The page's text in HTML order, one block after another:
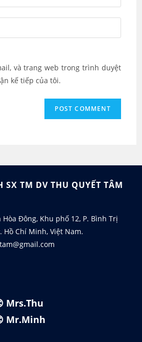
và trang web trong trình duyệt
kế tiếp của tôi.
SX TM DV THU QUYẾT TÂM
Đông, Khu phố 12, P. Bình Trị
Hồ Chí Minh, Việt Nam.
Mrs.Thu
Mr.Minh